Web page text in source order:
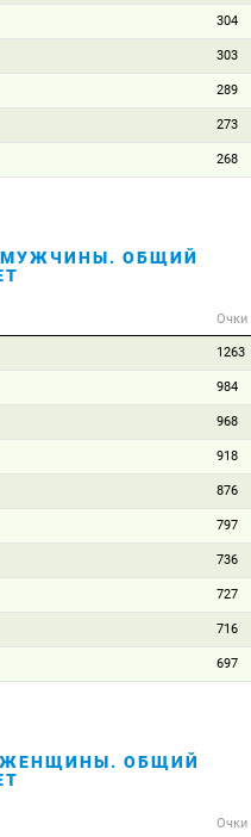
304
303
289
273
268
МУЖЧИНЫ. ОБЩИЙ
Очки
1263
984
968
918
876
797
736
727
716
697
ЖЕНЩИНЫ. ОБЩИЙ
Очки